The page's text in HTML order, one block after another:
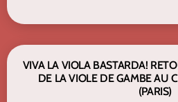
VIVA LA VIOLA BASTARDA!
DE LA VIOLE DE GAMBE AU
(PARIS)